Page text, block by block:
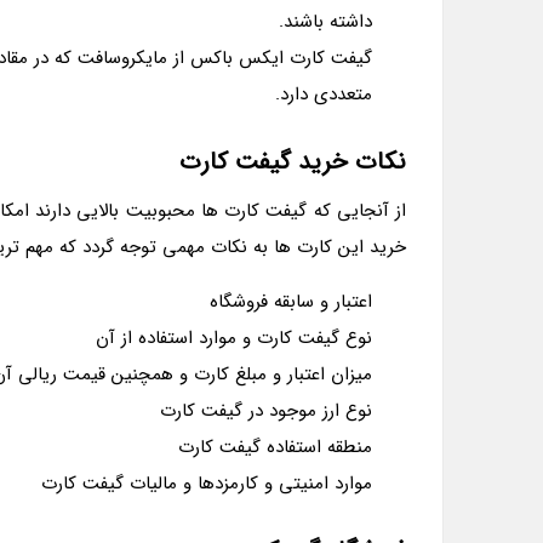
داشته باشند.
گیفت کارت ایکس باکس از مایکروسافت که در
متعددی دارد.
نکات خرید گیفت کارت
از آنجایی که گیفت کارت ها محبوبیت بالایی دارند
خرید این کارت ها به نکات مهمی توجه گردد که مهم
اعتبار و سابقه فروشگاه
نوع گیفت کارت و موارد استفاده از آن
میزان اعتبار و مبلغ کارت و همچنین قیمت ریالی
نوع ارز موجود در گیفت کارت
منطقه استفاده گیفت کارت
موارد امنیتی و کارمزدها و مالیات گیفت کارت